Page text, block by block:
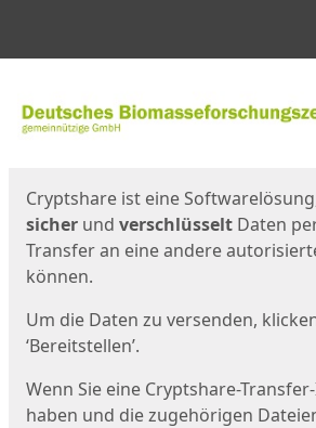
Cryptshare ist eine
sicher und verschlüsselt Daten
Transfer an eine andere
können.
Um die Daten zu versenden,
‘Bereitstellen’.
Wenn Sie eine Cryptshare-
haben und die zugehörigen